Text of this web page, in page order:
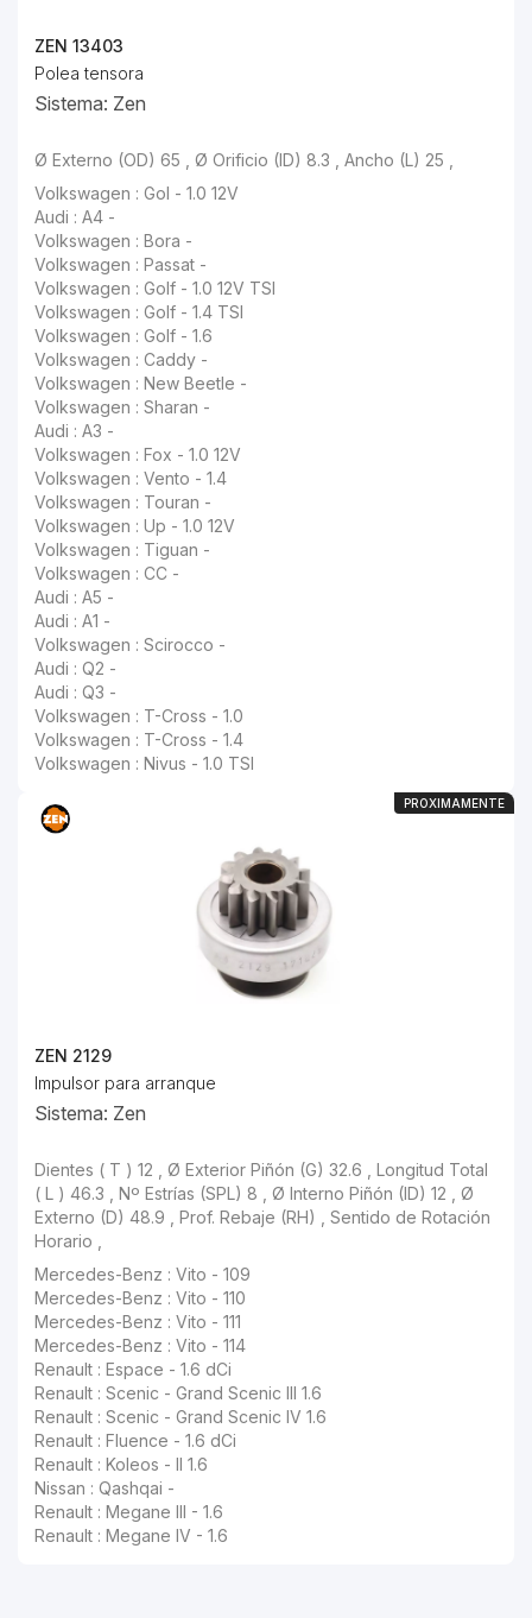
ZEN 13403
Polea tensora
Sistema: Zen
Ø Externo (OD) 65 , Ø Orificio (ID) 8.3 , Ancho (L) 25 ,
Volkswagen : Gol - 1.0 12V
Audi : A4 -
Volkswagen : Bora -
Volkswagen : Passat -
Volkswagen : Golf - 1.0 12V TSI
Volkswagen : Golf - 1.4 TSI
Volkswagen : Golf - 1.6
Volkswagen : Caddy -
Volkswagen : New Beetle -
Volkswagen : Sharan -
Audi : A3 -
Volkswagen : Fox - 1.0 12V
Volkswagen : Vento - 1.4
Volkswagen : Touran -
Volkswagen : Up - 1.0 12V
Volkswagen : Tiguan -
Volkswagen : CC -
Audi : A5 -
Audi : A1 -
Volkswagen : Scirocco -
Audi : Q2 -
Audi : Q3 -
Volkswagen : T-Cross - 1.0
Volkswagen : T-Cross - 1.4
Volkswagen : Nivus - 1.0 TSI
ZEN 2129
Impulsor para arranque
Sistema: Zen
Dientes ( T ) 12 , Ø Exterior Piñón (G) 32.6 , Longitud Total
( L ) 46.3 , Nº Estrías (SPL) 8 , Ø Interno Piñón (ID) 12 , Ø
Externo (D) 48.9 , Prof. Rebaje (RH) , Sentido de Rotación
Horario ,
Mercedes-Benz : Vito - 109
Mercedes-Benz : Vito - 110
Mercedes-Benz : Vito - 111
Mercedes-Benz : Vito - 114
Renault : Espace - 1.6 dCi
Renault : Scenic - Grand Scenic III 1.6
Renault : Scenic - Grand Scenic IV 1.6
Renault : Fluence - 1.6 dCi
Renault : Koleos - II 1.6
Nissan : Qashqai -
Renault : Megane III - 1.6
Renault : Megane IV - 1.6
PROXIMAMENTE